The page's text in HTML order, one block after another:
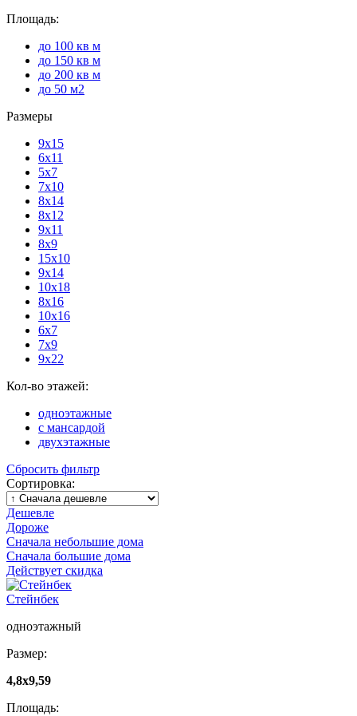
Площадь:
до 100 кв м
до 150 кв м
до 200 кв м
до 50 м2
Размеры
9х15
6х11
5х7
7х10
8х14
8х12
9х11
8х9
15х10
9х14
10х18
8х16
10х16
6х7
7х9
9х22
Кол-во этажей:
одноэтажные
с мансардой
двухэтажные
Сбросить фильтр
Сортировка:
Дешевле
Дороже
Сначала небольшие дома
Сначала большие дома
Действует скидка
Стейнбек
одноэтажный
Размер:
4,8х9,59
Площадь: